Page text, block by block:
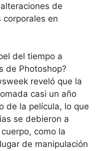
de
corporales en
del tiempo a
de Photoshop?
reveló que la
casi un año
de la película, lo que
se debieron a
como la
de manipulación